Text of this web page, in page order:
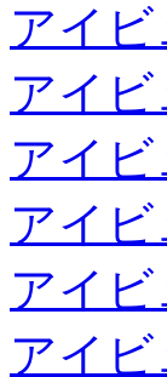
アイ
アイ
アイ
アイ
アイ
アイ